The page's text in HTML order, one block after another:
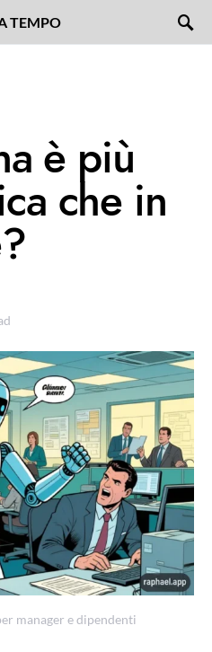
TEMPO
è più
che in
manager e dipendenti